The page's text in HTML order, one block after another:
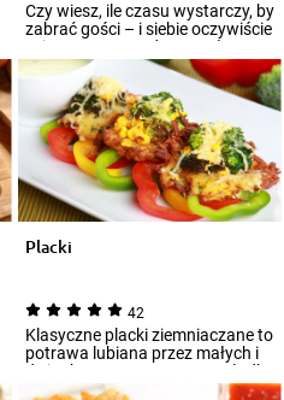
Czy wiesz, ile czasu wystarczy, by
zabrać gości – i siebie oczywiście
też – na ucztę rodem z połu...
Placki
42
Klasyczne placki ziemniaczane to
potrawa lubiana przez małych i
dużych. Serwowane są na słodko